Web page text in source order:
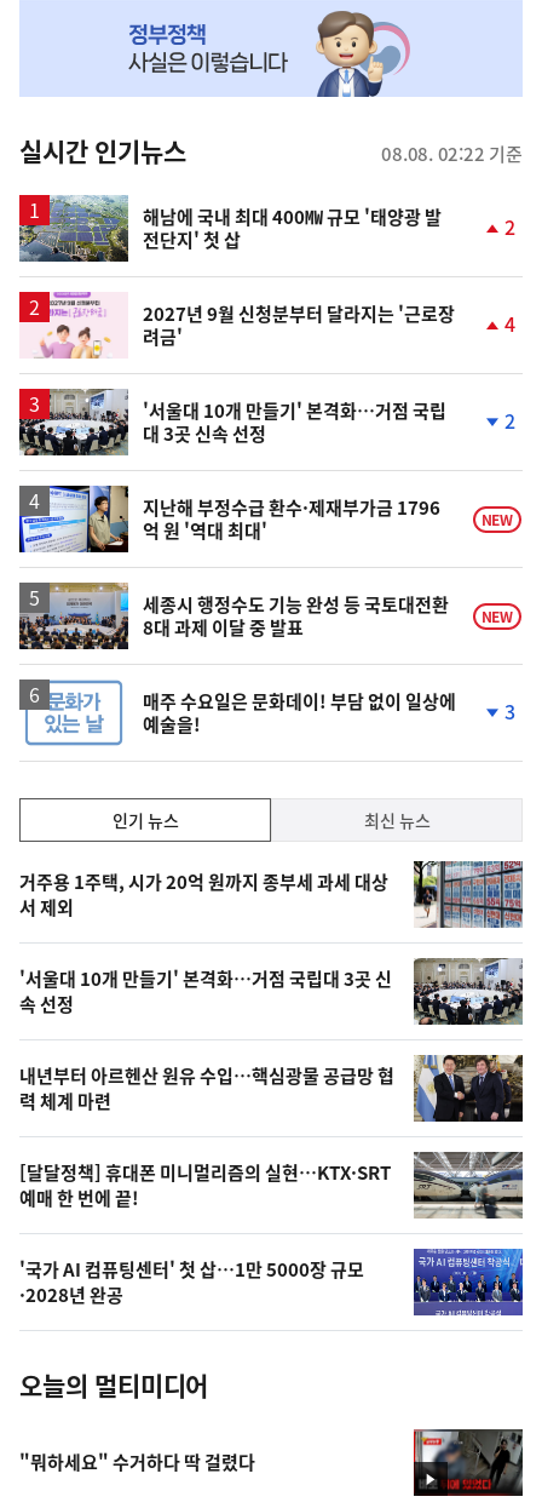
뉴
스
실시간 인기뉴스 08.08. 02:22 기준
해남에 국내 최대 400㎿ 규모 '태양광 발
전단지' 첫 삽
2
2027년 9월 신청분부터 달라지는 '근로장
려금'
4
'서울대 10개 만들기' 본격화…거점 국립
대 3곳 신속 선정
락
2
지난해 부정수급 환수·제재부가금 1796
억 원 '역대 최대'
NEW
세종시 행정수도 기능 완성 등 국토대전환
8대 과제 이달 중 발표
NEW
매주 수요일은 문화데이! 부담 없이 일상에
예술을!
락
3
기,
최
신,
오
늘
의
영
상
오
늘
의
사
진
인기 뉴스 최신 뉴스
기
뉴
스
거주용 1주택, 시가 20억 원까지 종부세 과세 대상
서 제외
'서울대 10개 만들기' 본격화…거점 국립대 3곳 신
속 선정
내년부터 아르헨산 원유 수입…핵심광물 공급망 협
력 체계 마련
[달달정책] 휴대폰 미니멀리즘의 실현…KTX·SRT
예매 한 번에 끝!
'국가 AI 컴퓨팅센터' 첫 삽…1만 5000장 규모
·2028년 완공
오늘의 멀티미디어
영
"뭐하세요" 수거하다 딱 걸렸다